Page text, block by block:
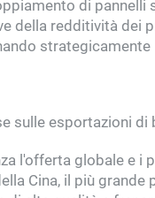
di
della redditività
sulle esportazioni
l'offerta globale e i
Cina, il più